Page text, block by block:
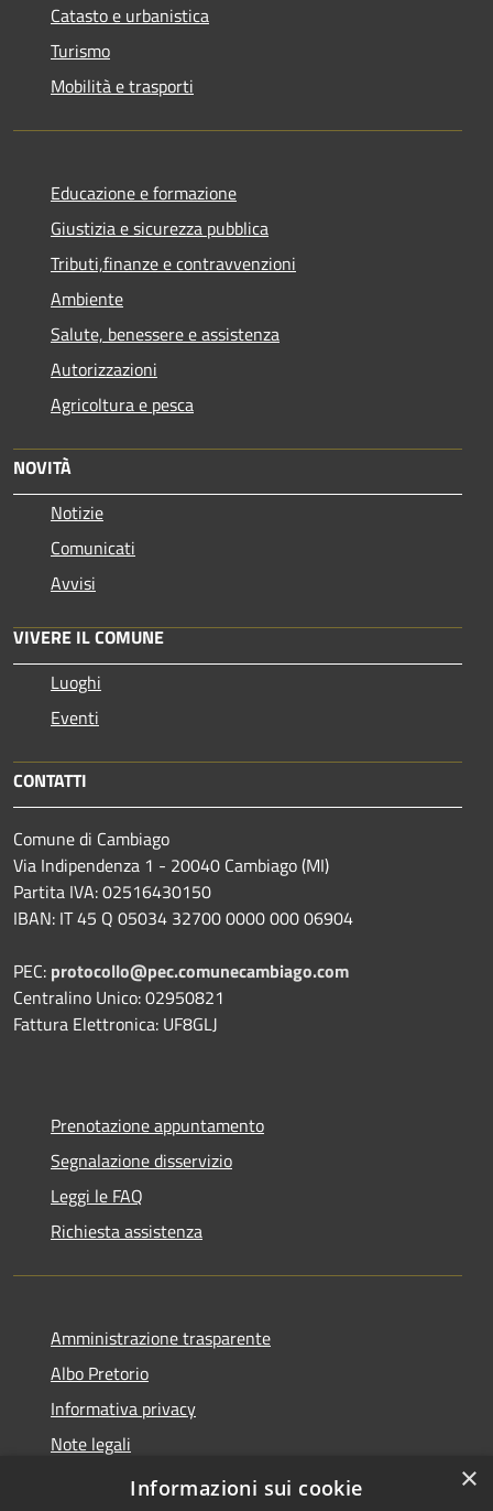
Catasto e urbanistica
Turismo
Mobilità e trasporti
Educazione e formazione
Giustizia e sicurezza pubblica
Tributi,finanze e contravvenzioni
Ambiente
Salute, benessere e assistenza
Autorizzazioni
Agricoltura e pesca
NOVITÀ
Notizie
Comunicati
Avvisi
VIVERE IL COMUNE
Luoghi
Eventi
CONTATTI
Comune di Cambiago
Via Indipendenza 1 - 20040 Cambiago (MI)
Partita IVA: 02516430150
IBAN: IT 45 Q 05034 32700 0000 000 06904
PEC: protocollo@pec.comunecambiago.com
Centralino Unico: 02950821
Fattura Elettronica: UF8GLJ
Prenotazione appuntamento
Segnalazione disservizio
Leggi le FAQ
Richiesta assistenza
Amministrazione trasparente
Albo Pretorio
Informativa privacy
Note legali
Dichiarazione di accessibilità
×
Informazioni sui cookie